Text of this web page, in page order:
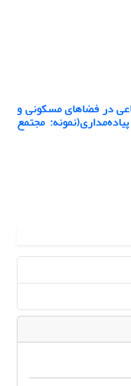
در فضاهای مسکونی و
مجتمع